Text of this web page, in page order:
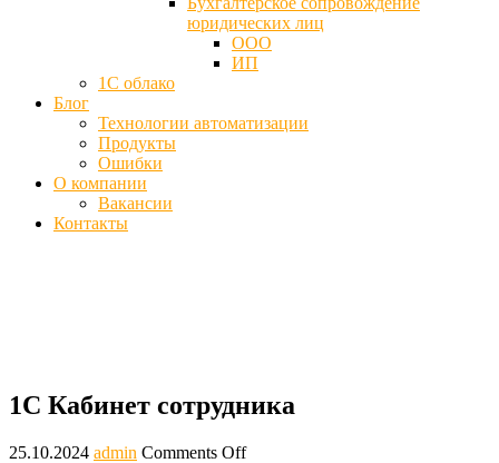
юридических лиц
ООО
ИП
1С облако
Блог
Технологии автоматизации
Продукты
Ошибки
О компании
Вакансии
Контакты
1С Кабинет сотрудника
25.10.2024 admin Comments Off